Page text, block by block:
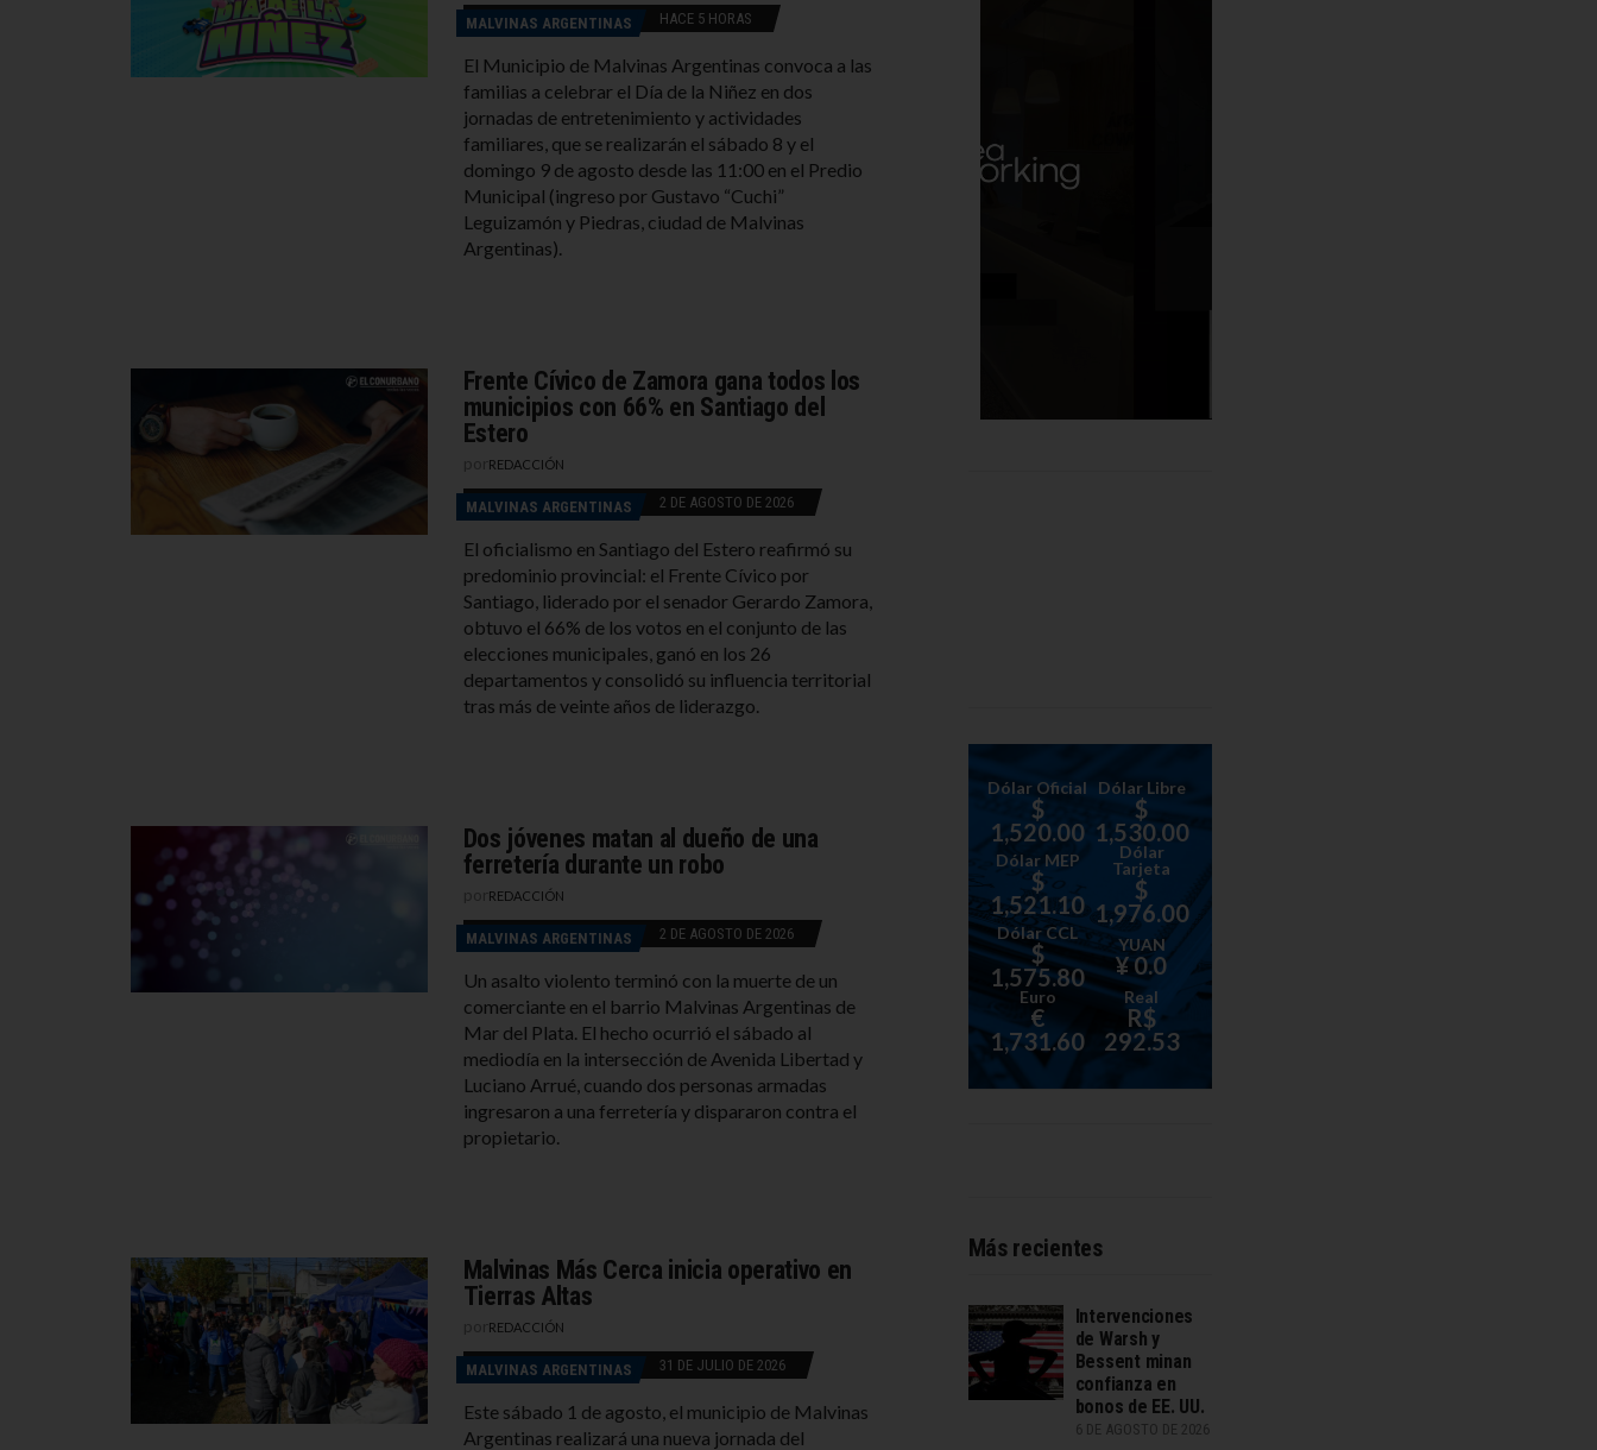
MALVINAS ARGENTINAS HACE 5 HORAS
El Municipio de Malvinas Argentinas convoca a las
familias a celebrar el Día de la Niñez en dos
jornadas de entretenimiento y actividades
familiares, que se realizarán el sábado 8 y el
domingo 9 de agosto desde las 11:00 en el Predio
Municipal (ingreso por Gustavo “Cuchi”
Leguizamón y Piedras, ciudad de Malvinas
Argentinas).
Frente Cívico de Zamora gana todos los
municipios con 66% en Santiago del
Estero
REDACCIÓN
MALVINAS ARGENTINAS 2 DE AGOSTO DE 2026
El oficialismo en Santiago del Estero reafirmó su
predominio provincial: el Frente Cívico por
Santiago, liderado por el senador Gerardo Zamora,
obtuvo el 66% de los votos en el conjunto de las
elecciones municipales, ganó en los 26
departamentos y consolidó su influencia territorial
tras más de veinte años de liderazgo.
Dos jóvenes matan al dueño de una
ferretería durante un robo
REDACCIÓN
MALVINAS ARGENTINAS 2 DE AGOSTO DE 2026
Un asalto violento terminó con la muerte de un
comerciante en el barrio Malvinas Argentinas de
Mar del Plata. El hecho ocurrió el sábado al
mediodía en la intersección de Avenida Libertad y
Luciano Arrué, cuando dos personas armadas
ingresaron a una ferretería y dispararon contra el
propietario.
Malvinas Más Cerca inicia operativo en
Tierras Altas
REDACCIÓN
MALVINAS ARGENTINAS 31 DE JULIO DE 2026
Este sábado 1 de agosto, el municipio de Malvinas
Argentinas realizará una nueva jornada del
Dólar Oficial
$
1,520.00
Dólar Libre
$
1,530.00
Dólar MEP
$
1,521.10
Dólar
Tarjeta
$
1,976.00
Dólar CCL
$
1,575.80
YUAN
¥ 0.0
Euro
€
1,731.60
Real
R$
292.53
Más recientes
Intervenciones
de Warsh y
Bessent minan
confianza en
bonos de EE. UU.
6 DE AGOSTO DE 2026